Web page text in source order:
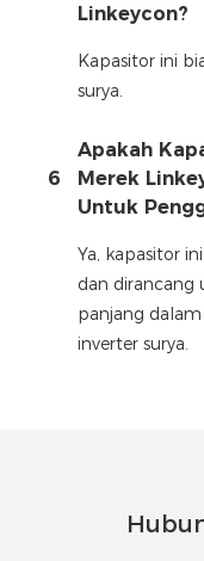
Linkeycon?
Kapasitor ini
surya.
6
Apakah
Merek
Untuk
Ya, kapasitor
dan dirancang
panjang
inverter surya.